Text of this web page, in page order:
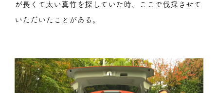
が長くて太い真竹を探していた時、ここで伐採させて
いただいたことがある。